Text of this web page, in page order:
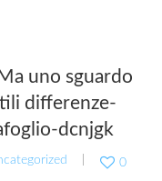
uno sguardo
differenze-
dcnjgk
0